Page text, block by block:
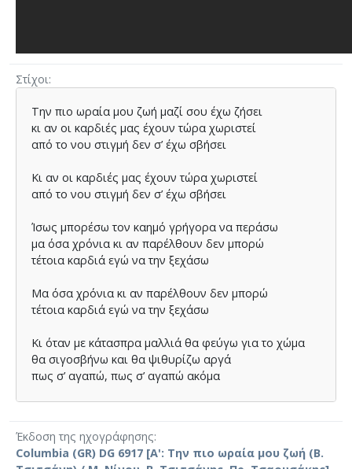
Στίχοι
Την πιο ωραία µου ζωή µαζί σου έχω ζήσει
κι αν οι καρδιές µας έχουν τώρα χωριστεί
από το νου στιγµή δεν σ’ έχω σβήσει
Κι αν οι καρδιές µας έχουν τώρα χωριστεί
από το νου στιγµή δεν σ’ έχω σβήσει
Ίσως µπορέσω τον καηµό γρήγορα να περάσω
µα όσα χρόνια κι αν παρέλθουν δεν µπορώ
τέτοια καρδιά εγώ να την ξεχάσω
Μα όσα χρόνια κι αν παρέλθουν δεν µπορώ
τέτοια καρδιά εγώ να την ξεχάσω
Κι όταν µε κάτασπρα µαλλιά θα φεύγω για το χώµα
θα σιγοσβήνω και θα ψιθυρίζω αργά
πως σ’ αγαπώ, πως σ’ αγαπώ ακόµα
Έκδοση της ηχογράφησης
Columbia (GR) DG 6917 [Α': Την πιο ωραία μου ζωή (Β.